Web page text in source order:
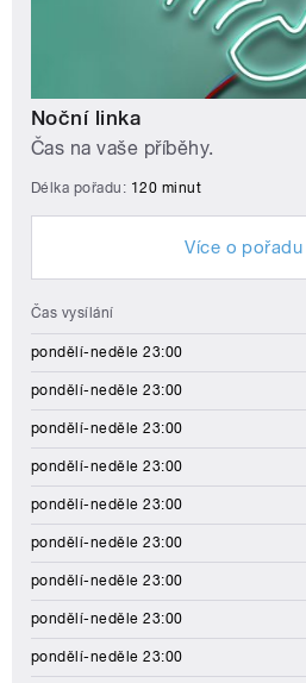
Noční linka
Čas na vaše příběhy.
Délka pořadu: 120 minut
Více o pořadu
Čas vysílání
pondělí-neděle 23:00
pondělí-neděle 23:00
pondělí-neděle 23:00
pondělí-neděle 23:00
pondělí-neděle 23:00
pondělí-neděle 23:00
pondělí-neděle 23:00
pondělí-neděle 23:00
pondělí-neděle 23:00